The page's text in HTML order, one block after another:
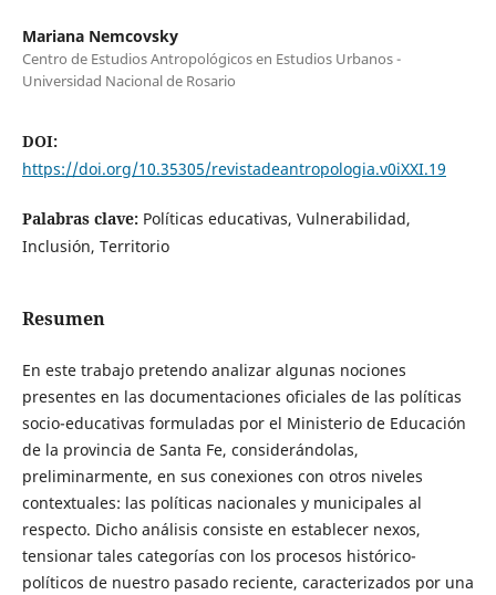
Mariana Nemcovsky
Centro de Estudios Antropológicos en Estudios Urbanos -
Universidad Nacional de Rosario
DOI:
https://doi.org/10.35305/revistadeantropologia.v0iXXI.19
Palabras clave: Políticas educativas, Vulnerabilidad,
Inclusión, Territorio
Resumen
En este trabajo pretendo analizar algunas nociones
presentes en las documentaciones oficiales de las políticas
socio-educativas formuladas por el Ministerio de Educación
de la provincia de Santa Fe, considerándolas,
preliminarmente, en sus conexiones con otros niveles
contextuales: las políticas nacionales y municipales al
respecto. Dicho análisis consiste en establecer nexos,
tensionar tales categorías con los procesos histórico-
políticos de nuestro pasado reciente, caracterizados por una